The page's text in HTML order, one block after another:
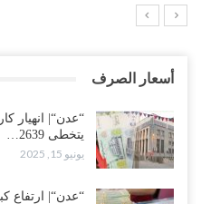
أسعار الصرف
“عدن“| انهيار
يتخطى 2639…
يونيو 15, 2025
“عدن“| ارتفاع